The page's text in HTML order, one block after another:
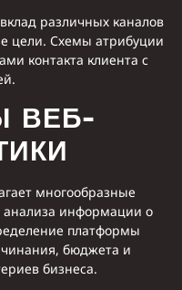
различных каналов
цели. Схемы атрибуции
контакта клиента с
ВЕБ-
многообразные
информации о
платформы
бюджета и
бизнеса.